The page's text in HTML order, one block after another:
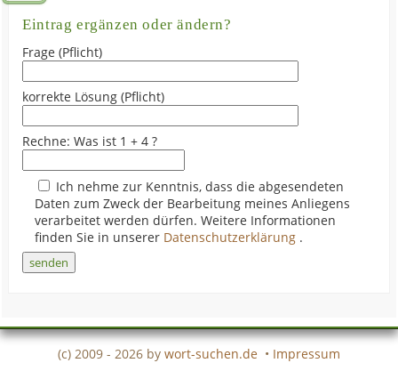
Eintrag ergänzen oder ändern?
Frage (Pflicht)
korrekte Lösung (Pflicht)
Rechne: Was ist 1 + 4 ?
Ich nehme zur Kenntnis, dass die abgesendeten
Daten zum Zweck der Bearbeitung meines Anliegens
verarbeitet werden dürfen. Weitere Informationen
finden Sie in unserer Datenschutzerklärung .
(c) 2009 - 2026 by wort-suchen.de • Impressum